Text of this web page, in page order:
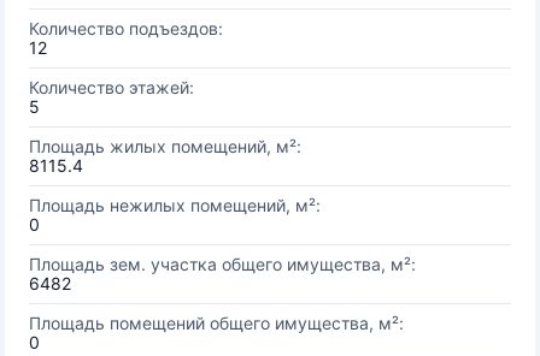
Количество подъездов:
12
Количество этажей:
5
Площадь жилых помещений, м²:
8115.4
Площадь нежилых помещений, м²:
0
Площадь зем. участка общего имущества, м²:
6482
Площадь помещений общего имущества, м²:
0